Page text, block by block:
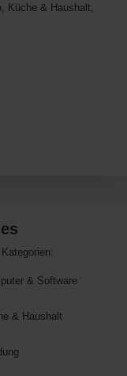
Küche & Haushalt,
& Software
& Haushalt